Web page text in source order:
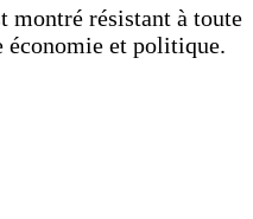
montré résistant à toute
économie et politique.